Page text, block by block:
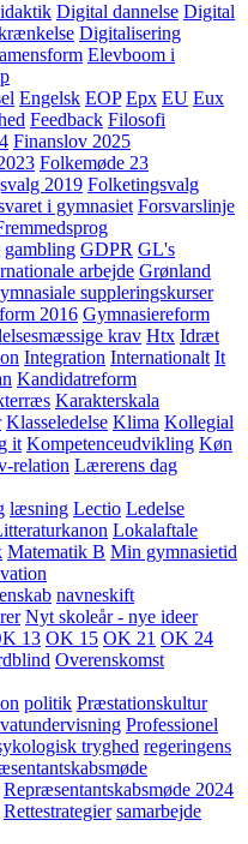
Digital dannelse Digital
Digitalisering
Elevboom i
Engelsk EOP Epx EU Eux
Feedback Filosofi
Finanslov 2025
Folkemøde 23
2019 Folketingsvalg
i gymnasiet Forsvarslinje
gambling GDPR GL's
arbejde Grønland
suppleringskurser
2016 Gymnasiereform
krav Htx Idræt
Integration Internationalt It
Kandidatreform
Karakterskala
Klasseledelse Klima Kollegial
it Kompetenceudvikling Køn
relation Lærerens dag
læsning Lectio Ledelse
Lokalaftale
Matematik B Min gymnasietid
navneskift
Nyt skoleår - nye ideer
13 OK 15 OK 21 OK 24
Overenskomst
politik Præstationskultur
Professionel
tryghed regeringens
Repræsentantskabsmøde 2024
Rettestrategier samarbejde